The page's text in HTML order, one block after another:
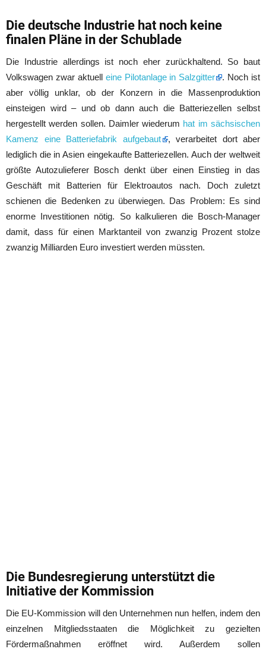
Die deutsche Industrie hat noch keine
finalen Pläne in der Schublade
Die Industrie allerdings ist noch eher zurückhaltend. So baut
Volkswagen zwar aktuelleine Pilotanlage in Salzgitter
. Noch ist
aber völlig unklar, ob der Konzern in die Massenproduktion
einsteigen wird – und ob dann auch die Batteriezellen selbst
hergestellt werden sollen. Daimler wiederum hat im sächsischen
Kamenz eine Batteriefabrik aufgebaut
, verarbeitet dort aber
lediglich die in Asien eingekaufte Batteriezellen. Auch der weltweit
größte Autozulieferer Bosch denkt über einen Einstieg in das
Geschäft mit Batterien für Elektroautos nach. Doch zuletzt
schienen die Bedenken zu überwiegen. Das Problem: Es sind
enorme Investitionen nötig. So kalkulieren die Bosch-Manager
damit, dass für einen Marktanteil von zwanzig Prozent stolze
zwanzig Milliarden Euro investiert werden müssten.
Die Bundesregierung unterstützt die
Initiative der Kommission
Die EU-Kommission will den Unternehmen nun helfen, indem den
einzelnen Mitgliedsstaaten die Möglichkeit zu gezielten
Fördermaßnahmen eröffnet wird. Außerdem sollen